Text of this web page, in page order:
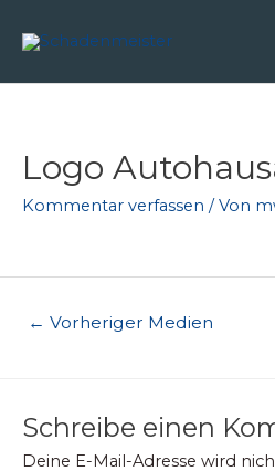
Inhalt
Logo
Kommentar verfassen / Von
← Vorheriger Medien
Schreibe einen
Deine E-Mail-Adresse wird